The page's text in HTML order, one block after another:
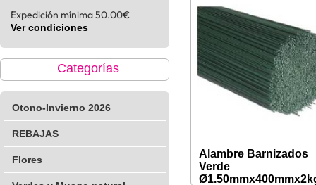
Expedición mínima 50.00€
Ver condiciones
Categorías
Otono-Invierno 2026
REBAJAS
Flores
Alambre Barnizados
Verde